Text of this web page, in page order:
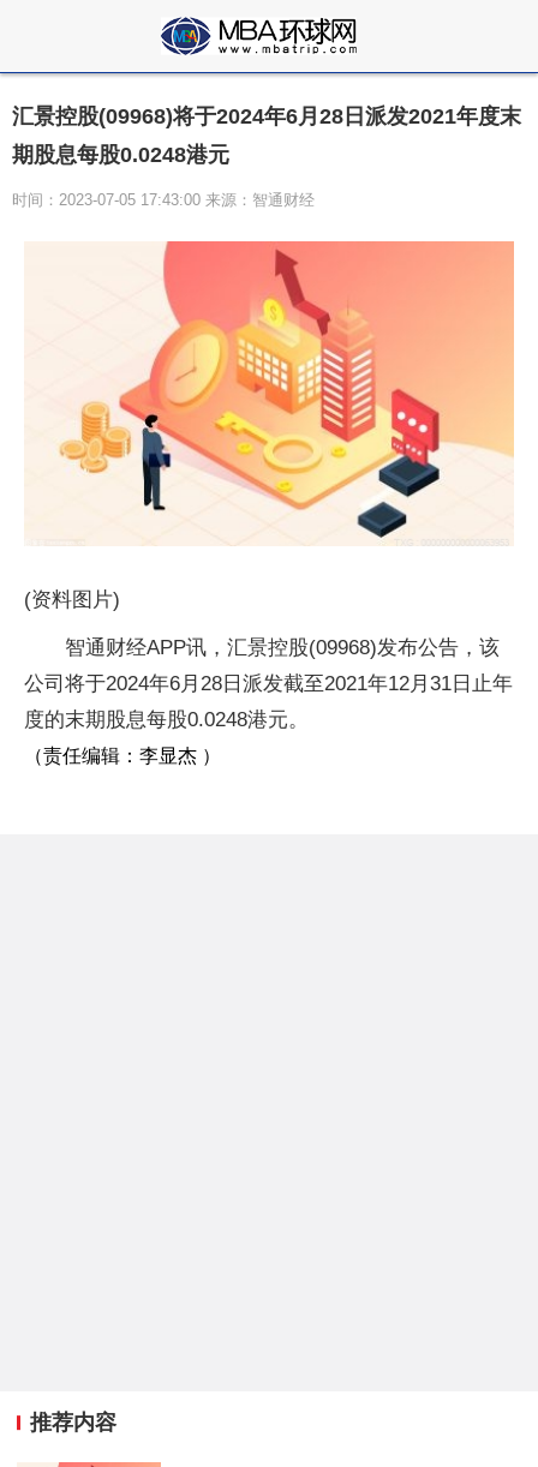
汇景控股(09968)将于2024年6月28日派发2021年度末
期股息每股0.0248港元
时间：2023-07-05 17:43:00 来源：智通财经
(资料图片)
智通财经APP讯，汇景控股(09968)发布公告，该
公司将于2024年6月28日派发截至2021年12月31日止年
度的末期股息每股0.0248港元。
（责任编辑：李显杰 ）
推荐内容